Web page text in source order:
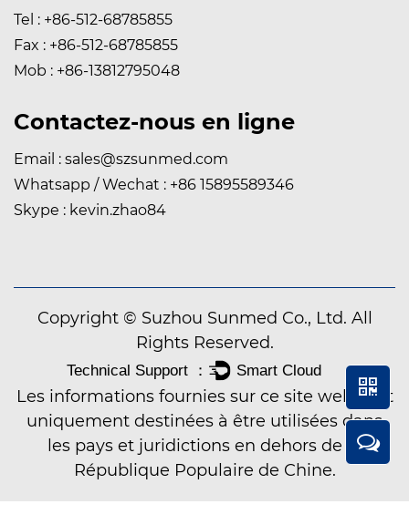
Tel : +86-512-68785855
Fax : +86-512-68785855
Mob : +86-13812795048
Contactez-nous en ligne
Email : sales@szsunmed.com
Whatsapp / Wechat : +86 15895589346
Skype : kevin.zhao84
Copyright © Suzhou Sunmed Co., Ltd. All
Rights Reserved.
Les informations fournies sur ce site web sont
uniquement destinées à être utilisées dans
les pays et juridictions en dehors de la
République Populaire de Chine.